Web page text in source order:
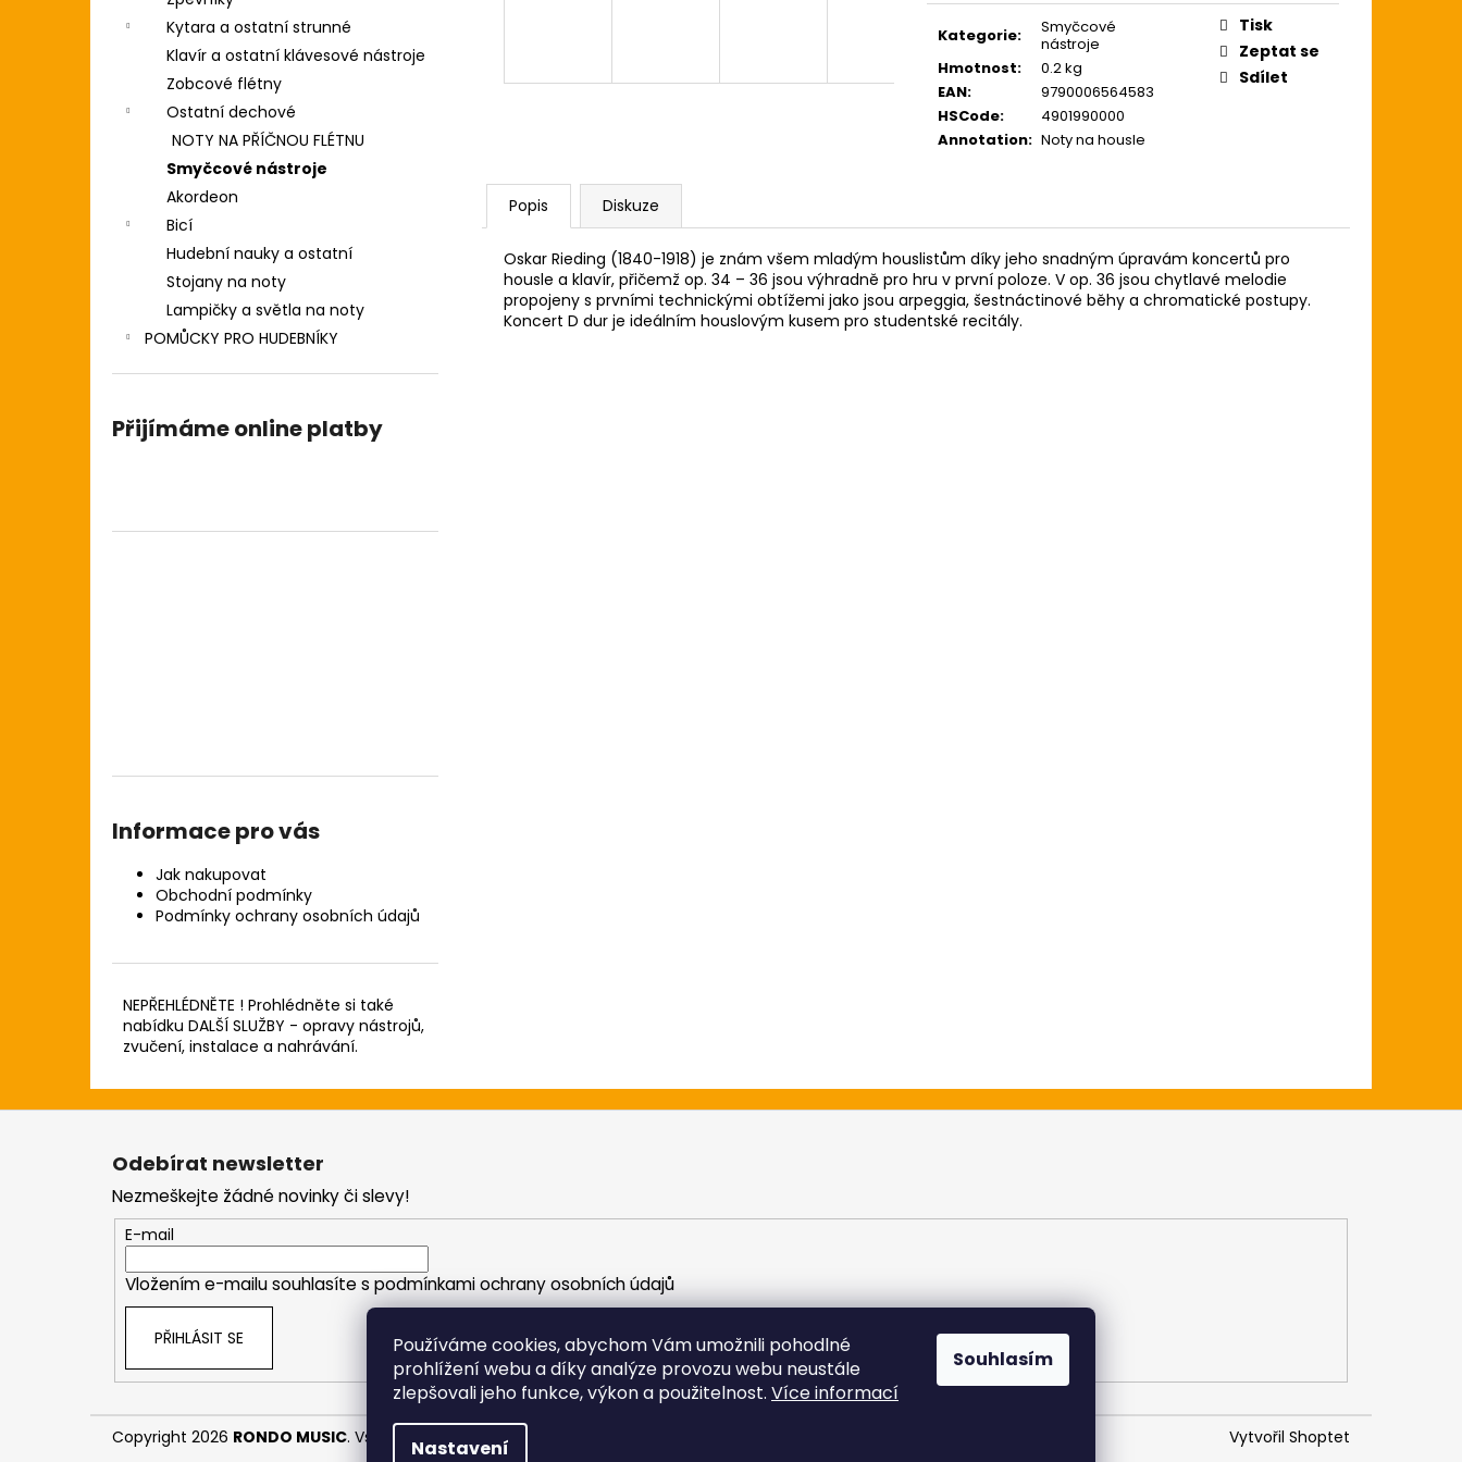
Používáme cookies, abychom Vám umožnili pohodlné
prohlížení webu a díky analýze provozu webu neustále
zlepšovali jeho funkce, výkon a použitelnost. Více informací
Nastavení
Souhlasím
Kytara a ostatní strunné
Klavír a ostatní klávesové nástroje
Zobcové flétny
Ostatní dechové
NOTY NA PŘÍČNOU FLÉTNU
Smyčcové nástroje
Akordeon
Bicí
Hudební nauky a ostatní
Stojany na noty
Lampičky a světla na noty
POMŮCKY PRO HUDEBNÍKY
Přijímáme online platby
Informace pro vás
Jak nakupovat
Obchodní podmínky
Podmínky ochrany osobních údajů
NEPŘEHLÉDNĚTE ! Prohlédněte si také
nabídku DALŠÍ SLUŽBY - opravy nástrojů,
zvučení, instalace a nahrávání.
Kategorie:
Smyčcové
nástroje
Hmotnost:
0.2 kg
EAN:
9790006564583
HSCode:
4901990000
Annotation: Noty na housle
Tisk
Zeptat se
Sdílet
Popis Diskuze
Oskar Rieding (1840-1918) je znám všem mladým houslistům díky jeho snadným úpravám koncertů pro
housle a klavír, přičemž op. 34 – 36 jsou výhradně pro hru v první poloze. V op. 36 jsou chytlavé melodie
propojeny s prvními technickými obtížemi jako jsou arpeggia, šestnáctinové běhy a chromatické postupy.
Koncert D dur je ideálním houslovým kusem pro studentské recitály.
2 190 Kč
Odebírat newsletter
Nezmeškejte žádné novinky či slevy!
E-mail
Vložením e-mailu souhlasíte spodmínkami ochrany osobních údajů
PŘIHLÁSIT SE
Vytvořil Shoptet
Copyright 2026 RONDO MUSIC. Všechna práva vyhrazena.